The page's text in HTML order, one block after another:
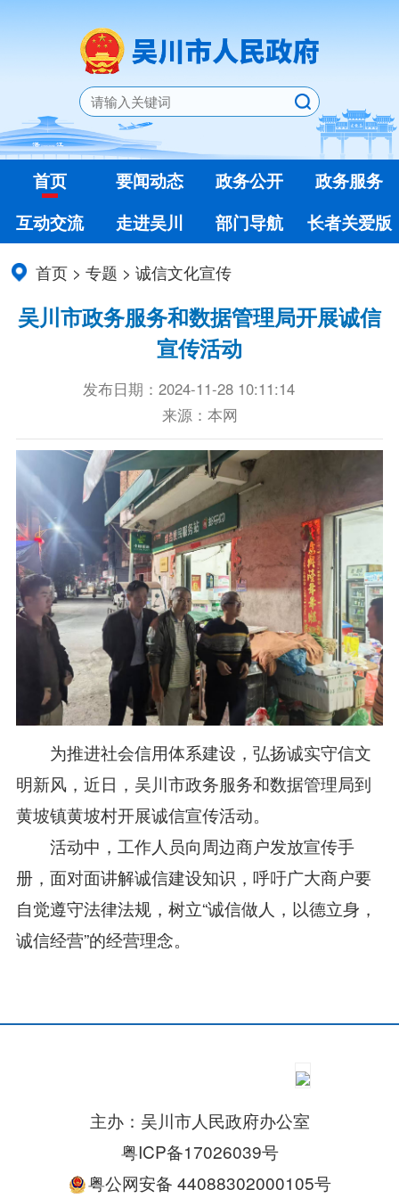
首页 要闻动态 政务公开
政务服务
互动交流
走进吴川 部门导航 长者关爱版
首页 >专题 >诚信文化宣传
吴川市政务服务和数据管理局开展诚信
宣传活动
发布日期：2024-11-28 10:11:14
来源：本网
为推进社会信用体系建设，弘扬诚实守信文
明新风，近日，吴川市政务服务和数据管理局到
黄坡镇黄坡村开展诚信宣传活动。
活动中，工作人员向周边商户发放宣传手
册，面对面讲解诚信建设知识，呼吁广大商户要
自觉遵守法律法规，树立“诚信做人，以德立身，
诚信经营”的经营理念。
主办：吴川市人民政府办公室
粤ICP备17026039号
粤公网安备 44088302000105号